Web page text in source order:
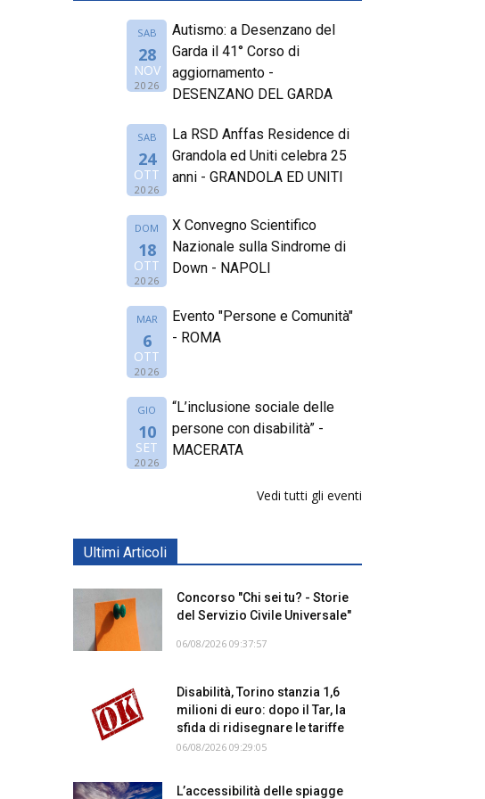
SAB
28
NOV
2026
Autismo: a Desenzano del
Garda il 41° Corso di
aggiornamento -
DESENZANO DEL GARDA
SAB
24
OTT
2026
La RSD Anffas Residence di
Grandola ed Uniti celebra 25
anni - GRANDOLA ED UNITI
DOM
18
OTT
2026
X Convegno Scientifico
Nazionale sulla Sindrome di
Down - NAPOLI
MAR
6
OTT
2026
Evento "Persone e Comunità"
- ROMA
GIO
10
SET
2026
“L’inclusione sociale delle
persone con disabilità” -
MACERATA
Vedi tutti gli eventi
Ultimi Articoli
Concorso "Chi sei tu? - Storie
del Servizio Civile Universale"
06/08/2026 09:37:57
Disabilità, Torino stanzia 1,6
milioni di euro: dopo il Tar, la
sfida di ridisegnare le tariffe
06/08/2026 09:29:05
L’accessibilità delle spiagge